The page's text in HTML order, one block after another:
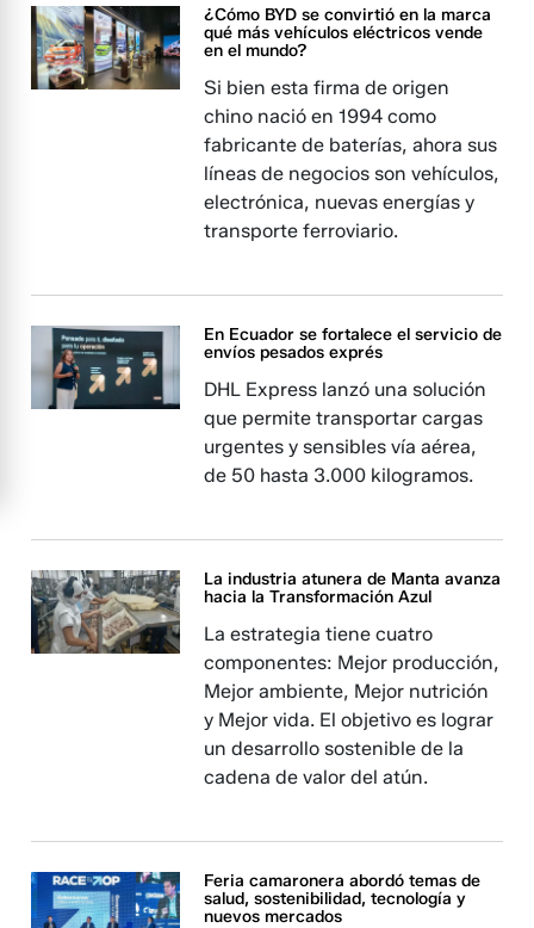
¿Cómo BYD se convirtió en la marca
qué más vehículos eléctricos vende
en el mundo?
Si bien esta firma de origen
chino nació en 1994 como
fabricante de baterías, ahora sus
líneas de negocios son vehículos,
electrónica, nuevas energías y
transporte ferroviario.
En Ecuador se fortalece el servicio de
envíos pesados exprés
DHL Express lanzó una solución
que permite transportar cargas
urgentes y sensibles vía aérea,
de 50 hasta 3.000 kilogramos.
La industria atunera de Manta avanza
hacia la Transformación Azul
La estrategia tiene cuatro
componentes: Mejor producción,
Mejor ambiente, Mejor nutrición
y Mejor vida. El objetivo es lograr
un desarrollo sostenible de la
cadena de valor del atún.
Feria camaronera abordó temas de
salud, sostenibilidad, tecnología y
nuevos mercados